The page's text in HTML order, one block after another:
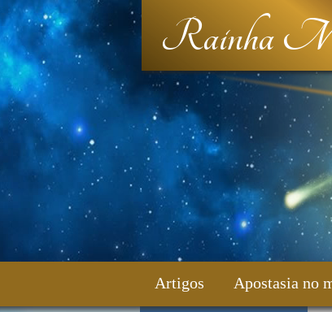
Rainha
Artigos Apostasia no